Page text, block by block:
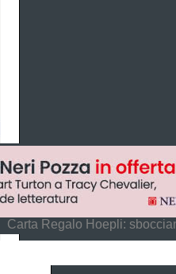
Carta Regalo Hoepli: